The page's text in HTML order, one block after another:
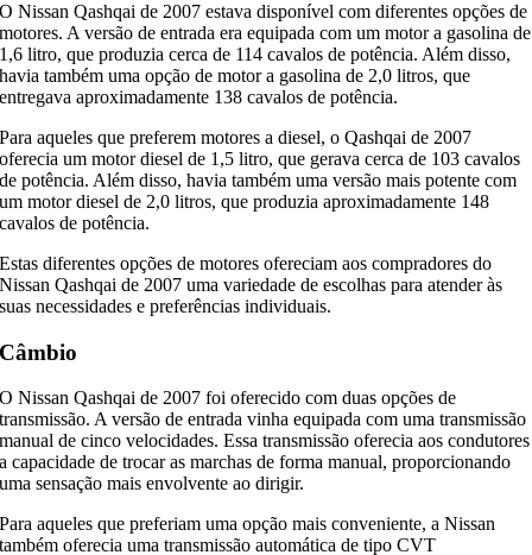
O Nissan Qashqai de 2007 estava disponível com diferentes opções de
motores. A versão de entrada era equipada com um motor a gasolina de
1,6 litro, que produzia cerca de 114 cavalos de potência. Além disso,
havia também uma opção de motor a gasolina de 2,0 litros, que
entregava aproximadamente 138 cavalos de potência.
Para aqueles que preferem motores a diesel, o Qashqai de 2007
oferecia um motor diesel de 1,5 litro, que gerava cerca de 103 cavalos
de potência. Além disso, havia também uma versão mais potente com
um motor diesel de 2,0 litros, que produzia aproximadamente 148
cavalos de potência.
Estas diferentes opções de motores ofereciam aos compradores do
Nissan Qashqai de 2007 uma variedade de escolhas para atender às
suas necessidades e preferências individuais.
Câmbio
O Nissan Qashqai de 2007 foi oferecido com duas opções de
transmissão. A versão de entrada vinha equipada com uma transmissão
manual de cinco velocidades. Essa transmissão oferecia aos condutores
a capacidade de trocar as marchas de forma manual, proporcionando
uma sensação mais envolvente ao dirigir.
Para aqueles que preferiam uma opção mais conveniente, a Nissan
também oferecia uma transmissão automática de tipo CVT